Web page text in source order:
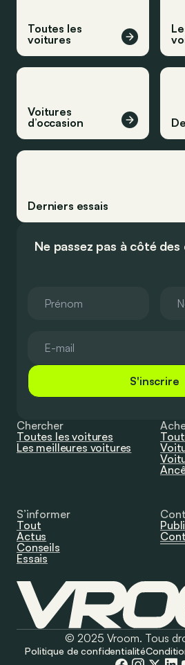
Toutes les
voitures
Voitures
d’occasion
Derniers essais
Ne passez pas à côté
S'inscrire
Chercher
Toutes les voitures
Les meilleures voitures
S’informer
Tout
Actus
Conseils
Essais
© 2025 Vroom. Tous
Politique de confidentialité